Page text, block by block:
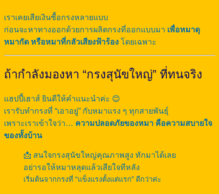
เราเคยเสียเงินซื้อกรงหลายแบบ
ก่อนจะหาทางออกด้วยการผลิตกรงที่ออกแบบมา เพื่อหมาดุ
หมากัด หรือหมาที่กลัวเสียงฟ้าร้อง โดยเฉพาะ
ถ้ากำลังมองหา “กรงสุนัขใหญ่” ที่ทนจริง
แฮปปี้เฮาส์ ยินดีให้คำแนะนำค่ะ 😊
เรารับทำกรงที่ “เอาอยู่” กับหมาแรง ๆ ทุกสายพันธุ์
เพราะเราเข้าใจว่า… ความปลอดภัยของหมา คือความสบายใจ
ของทั้งบ้าน
📩 สนใจกรงสุนัขใหญ่คุณภาพสูง ทักมาได้เลย
อย่ารอให้หมาหลุดแล้วเสียใจทีหลัง
เริ่มต้นจากกรงที่ “แข็งแรงตั้งแต่แรก” ดีกว่าค่ะ